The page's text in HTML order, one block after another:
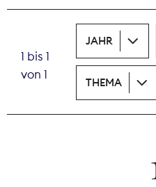
Theodor-
1 bis 1
von 1
JAHR
THEMA